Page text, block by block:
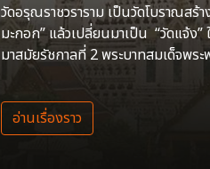
วัดอรุณราชวราราม เป็นวัดโบราณสร้
มะกอก” แล้วเปลี่ยนมาเป็น “วัดแจ้ง
มาสมัยรัชกาลที่ 2 พระบาทสมเด็จพร
อ่านเรื่องราว